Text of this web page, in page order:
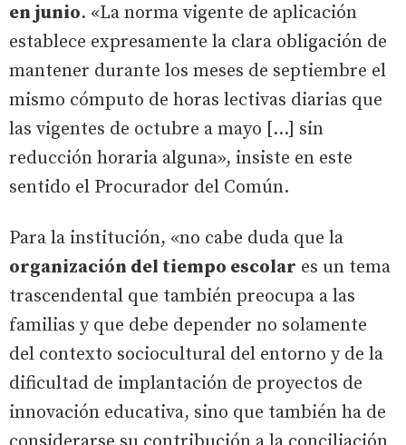
en junio. «La norma vigente de aplicación
establece expresamente la clara obligación de
mantener durante los meses de septiembre el
mismo cómputo de horas lectivas diarias que
las vigentes de octubre a mayo [...] sin
reducción horaria alguna», insiste en este
sentido el Procurador del Común.
Para la institución, «no cabe duda que la
organización del tiempo escolar es un tema
trascendental que también preocupa a las
familias y que debe depender no solamente
del contexto sociocultural del entorno y de la
dificultad de implantación de proyectos de
innovación educativa, sino que también ha de